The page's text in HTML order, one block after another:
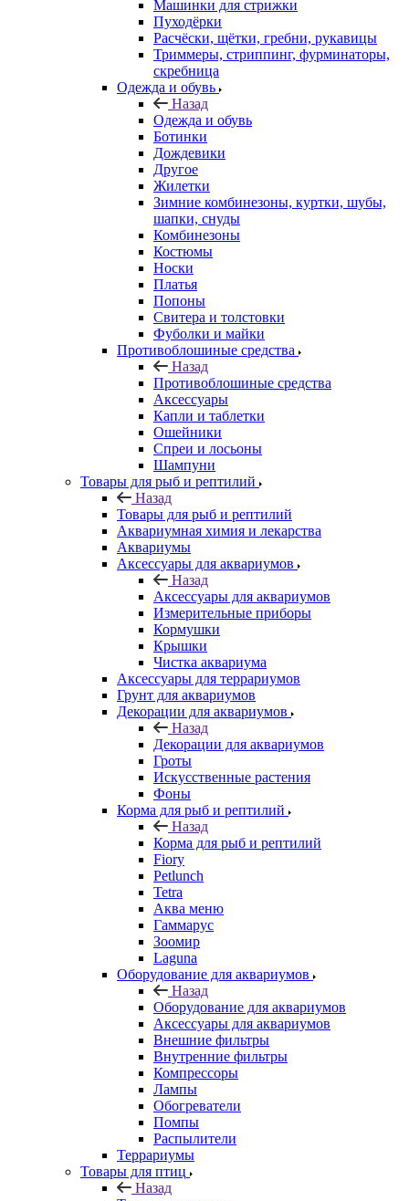
Машинки для стрижки
Пуходёрки
Расчёски, щётки, гребни, рукавицы
Триммеры, стриппинг, фурминаторы,
скребница
Одежда и обувь
Назад
Одежда и обувь
Ботинки
Дождевики
Другое
Жилетки
Зимние комбинезоны, куртки, шубы,
шапки, снуды
Комбинезоны
Костюмы
Носки
Платья
Попоны
Свитера и толстовки
Фуболки и майки
Противоблошиные средства
Назад
Противоблошиные средства
Аксессуары
Капли и таблетки
Ошейники
Спреи и лосьоны
Шампуни
Товары для рыб и рептилий
Назад
Товары для рыб и рептилий
Аквариумная химия и лекарства
Аквариумы
Аксессуары для аквариумов
Назад
Аксессуары для аквариумов
Измерительные приборы
Кормушки
Крышки
Чистка аквариума
Аксессуары для террариумов
Грунт для аквариумов
Декорации для аквариумов
Назад
Декорации для аквариумов
Гроты
Искусственные растения
Фоны
Корма для рыб и рептилий
Назад
Корма для рыб и рептилий
Fiory
Petlunch
Tetra
Аква меню
Гаммарус
Зоомир
Laguna
Оборудование для аквариумов
Назад
Оборудование для аквариумов
Аксессуары для аквариумов
Внешние фильтры
Внутренние фильтры
Компрессоры
Лампы
Обогреватели
Помпы
Распылители
Террариумы
Товары для птиц
Назад